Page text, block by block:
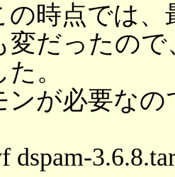
の時点では、
変だったので
。
ンが必要なの
dspam-